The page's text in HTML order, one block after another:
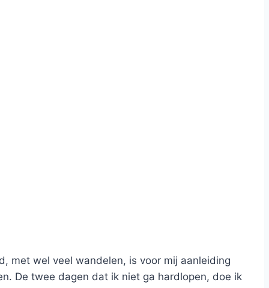
met wel veel wandelen, is voor mij aanleiding
De twee dagen dat ik niet ga hardlopen, doe ik